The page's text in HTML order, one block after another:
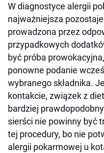
W diagnostyce alergii
najważniejsza
prowadzona przez
przypadkowych
być próba
ponowne podanie
wybranego składnika.
kontakcie, związek z
bardziej
sierści nie powinny być
tej procedury, bo nie
alergii pokarmowej u